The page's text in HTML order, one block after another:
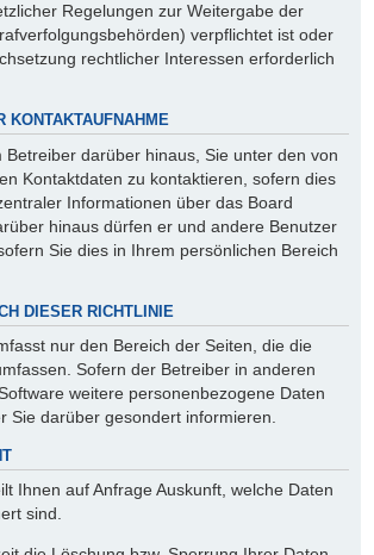
Regelungen zur Weitergabe der
verpflichtet ist oder
rechtlicher Interessen erforderlich
KONTAKTAUFNAHME
Betreiber darüber hinaus, Sie unter den von
Kontaktdaten zu kontaktieren, sofern dies
Informationen über das Board
hinaus dürfen er und andere Benutzer
Sie dies in Ihrem persönlichen Bereich
DIESER RICHTLINIE
nur den Bereich der Seiten, die die
Sofern der Betreiber in anderen
weitere personenbezogene Daten
Sie darüber gesondert informieren.
Ihnen auf Anfrage Auskunft, welche Daten
sind.